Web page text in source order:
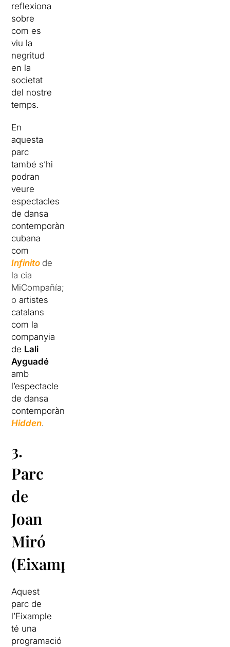
reflexiona
sobre
com es
viu la
negritud
en la
societat
del nostre
temps.
En
aquesta
parc
també s’hi
podran
veure
espectacles
de dansa
contemporània
cubana
com
Infinito de
la cia
MiCompañía;
o artistes
catalans
com la
companyia
de Lali
Ayguadé
amb
l’espectacle
de dansa
contemporània
Hidden.
3.
Parc
de
Joan
Miró
(Eixample)
Aquest
parc de
l’Eixample
té una
programació